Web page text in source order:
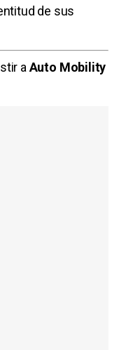
de sus
a Auto Mobility